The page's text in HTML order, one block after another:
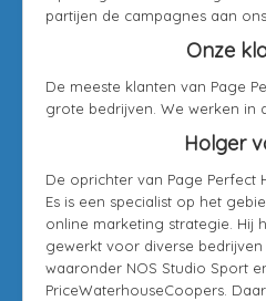
partijen de campagnes aan
Onze
De meeste klanten van Page
grote bedrijven. We werken in
Holger
De oprichter van Page Perfect
Es is een specialist op het
online marketing strategie. Hij
gewerkt voor diverse bedrijven
waaronder NOS Studio Sport
PriceWaterhouseCoopers.